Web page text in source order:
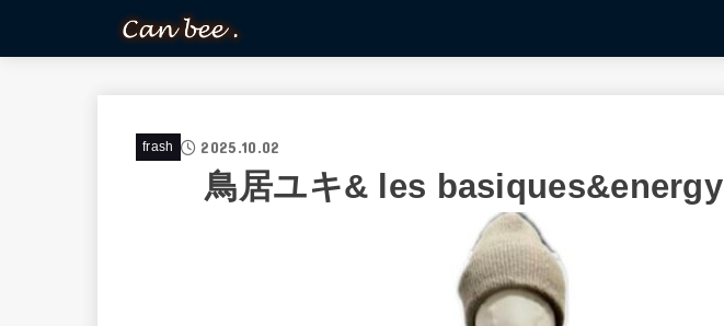
frash 2025.10.02
鳥居ユキ& les basiques&energy